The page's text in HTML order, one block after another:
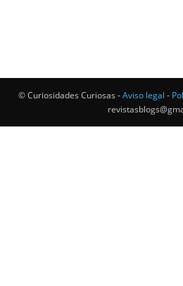
© Curiosidades Curiosas -Aviso legal -